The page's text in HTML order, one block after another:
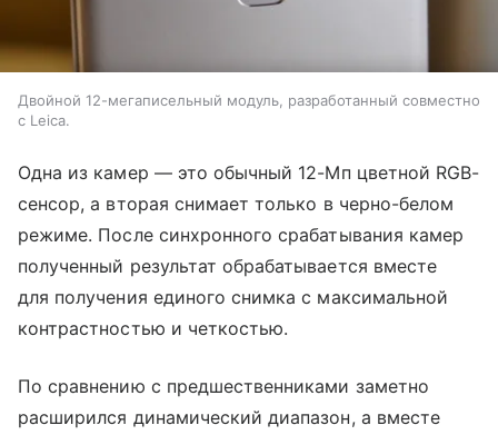
Двойной 12-мегаписельный модуль, разработанный совместно
с Leica.
Одна из камер — это обычный 12-Мп цветной RGB-
сенсор, а вторая снимает только в черно-белом
режиме. После синхронного срабатывания камер
полученный результат обрабатывается вместе
для получения единого снимка с максимальной
контрастностью и четкостью.
По сравнению с предшественниками заметно
расширился динамический диапазон, а вместе